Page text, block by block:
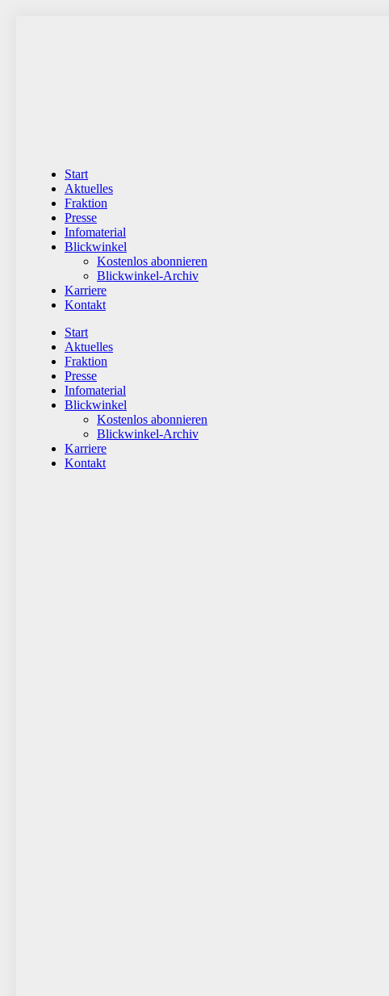
Start
Aktuelles
Fraktion
Presse
Infomaterial
Blickwinkel
Kostenlos abonnieren
Blickwinkel-Archiv
Karriere
Kontakt
Start
Aktuelles
Fraktion
Presse
Infomaterial
Blickwinkel
Kostenlos abonnieren
Blickwinkel-Archiv
Karriere
Kontakt